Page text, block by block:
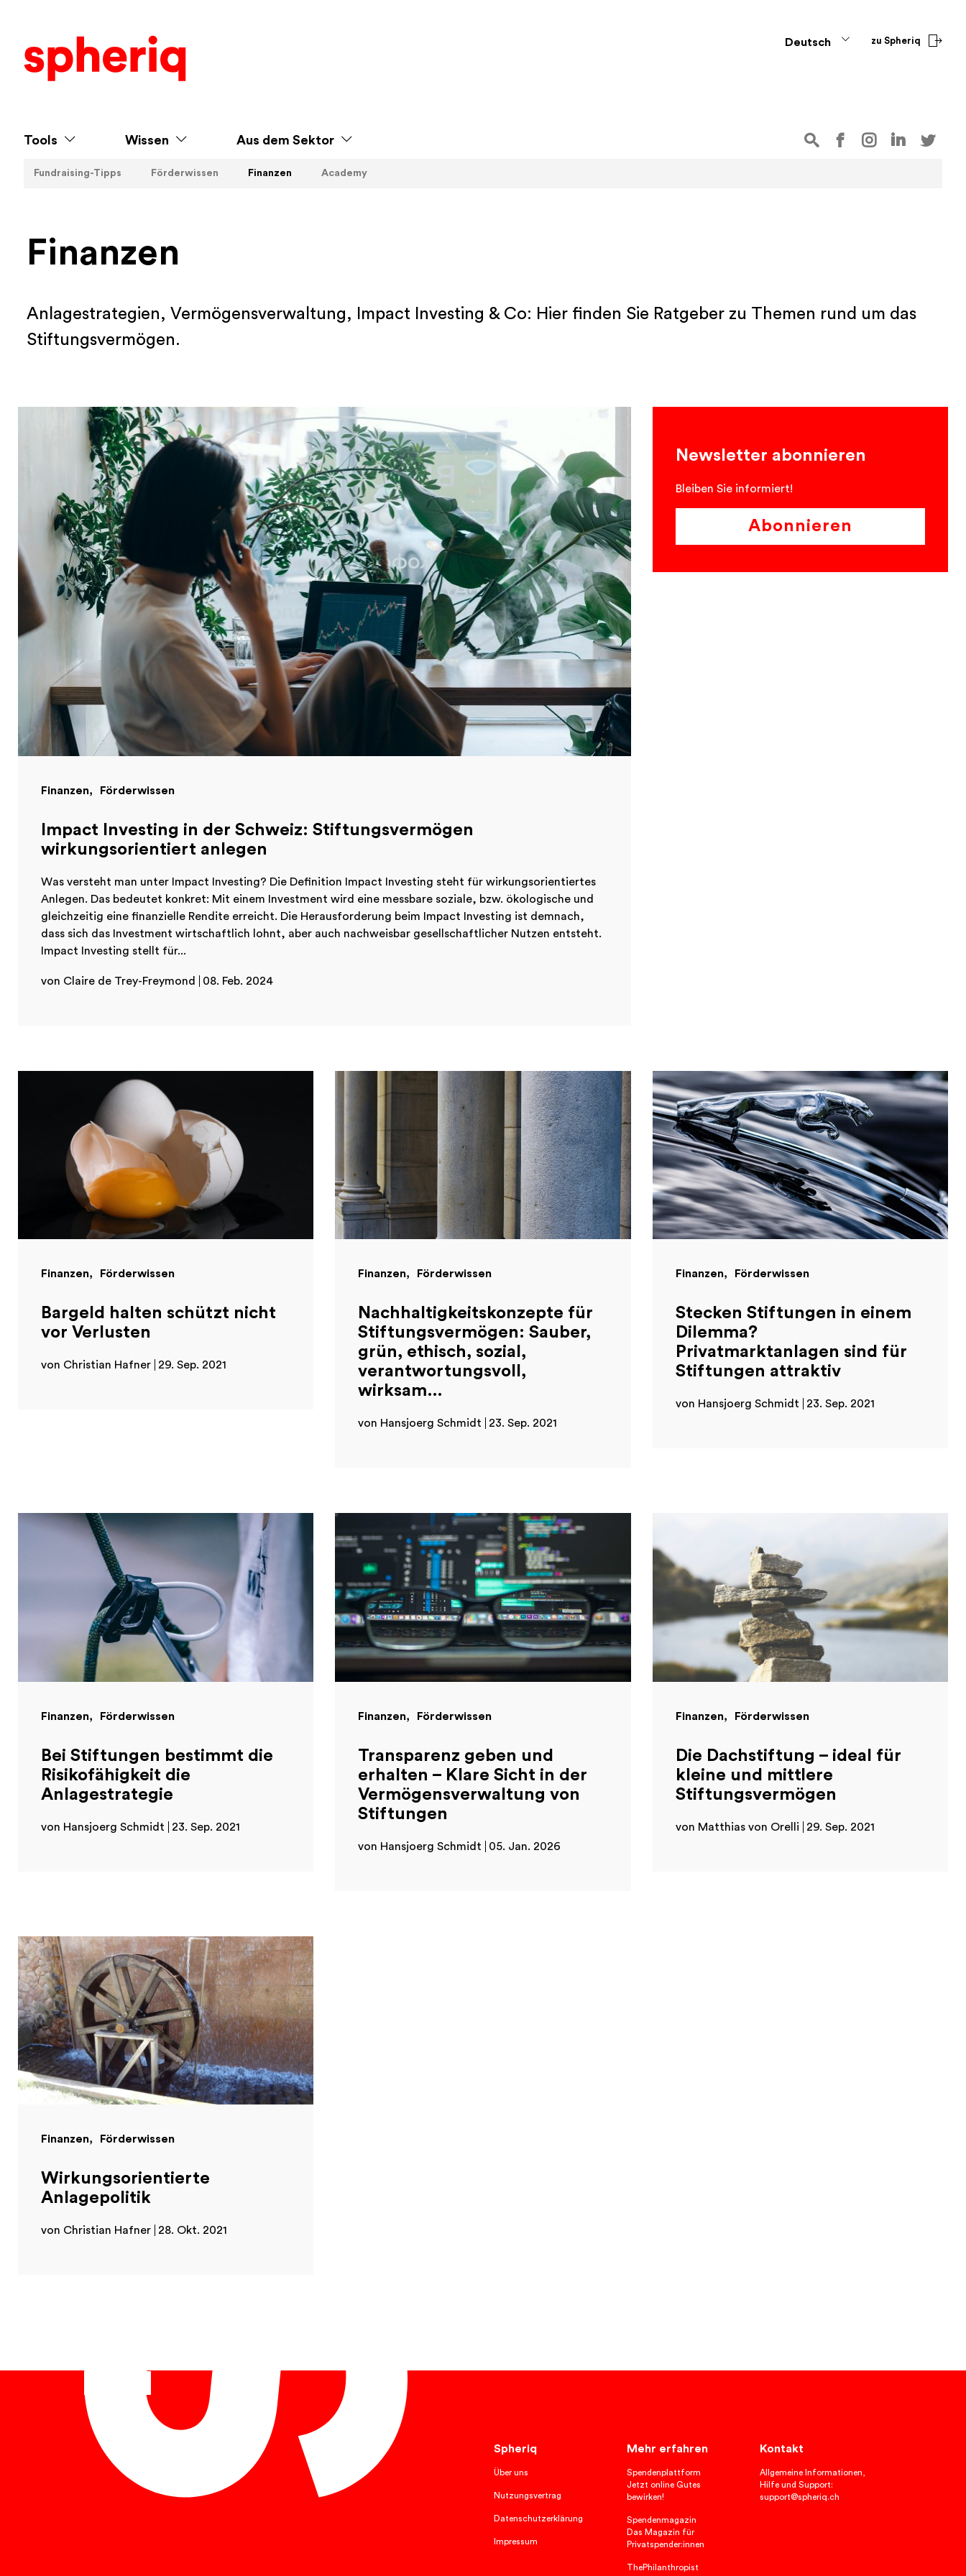
Deutsch zu Spheriq
Tools Wissen
Fundraising-Tipps Förderwissen Finanzen Academy
Aus dem Sektor
Finanzen
Anlagestrategien, Vermögensverwaltung, Impact Investing & Co: Hier finden Sie Ratgeber zu Themen rund um das
Stiftungsvermögen.
Finanzen Förderwissen
Impact Investing in der Schweiz: Stiftungsvermögen
wirkungsorientiert anlegen
Was versteht man unter Impact Investing? Die Definition Impact Investing steht für wirkungsorientiertes
Anlegen. Das bedeutet konkret: Mit einem Investment wird eine messbare soziale, bzw. ökologische und
gleichzeitig eine finanzielle Rendite erreicht. Die Herausforderung beim Impact Investing ist demnach,
dass sich das Investment wirtschaftlich lohnt, aber auch nachweisbar gesellschaftlicher Nutzen entsteht.
Impact Investing stellt für...
von Claire de Trey-Freymond 08. Feb. 2024
Newsletter abonnieren
Bleiben Sie informiert!
Abonnieren
Finanzen Förderwissen
Bargeld halten schützt nicht
vor Verlusten
von Christian Hafner 29. Sep. 2021
Finanzen Förderwissen
Nachhaltigkeitskonzepte für
Stiftungsvermögen: Sauber,
grün, ethisch, sozial,
verantwortungsvoll,
wirksam…
von Hansjoerg Schmidt 23. Sep. 2021
Finanzen Förderwissen
Stecken Stiftungen in einem
Dilemma?
Privatmarktanlagen sind für
Stiftungen attraktiv
von Hansjoerg Schmidt 23. Sep. 2021
Finanzen Förderwissen
Bei Stiftungen bestimmt die
Risikofähigkeit die
Anlagestrategie
von Hansjoerg Schmidt 23. Sep. 2021
Finanzen Förderwissen
Transparenz geben und
erhalten – Klare Sicht in der
Vermögensverwaltung von
Stiftungen
von Hansjoerg Schmidt 05. Jan. 2026
Finanzen Förderwissen
Die Dachstiftung – ideal für
kleine und mittlere
Stiftungsvermögen
von Matthias von Orelli 29. Sep. 2021
Finanzen Förderwissen
Wirkungsorientierte
Anlagepolitik
von Christian Hafner 28. Okt. 2021
Spheriq
Über uns
Nutzungsvertrag
Datenschutzerklärung
Impressum
Mehr erfahren
Spendenplattform
Jetzt online Gutes
bewirken!
Spendenmagazin
Das Magazin für
Privatspender:innen
ThePhilanthropist
Kontakt
Allgemeine Informationen,
Hilfe und Support:
support@spheriq.ch